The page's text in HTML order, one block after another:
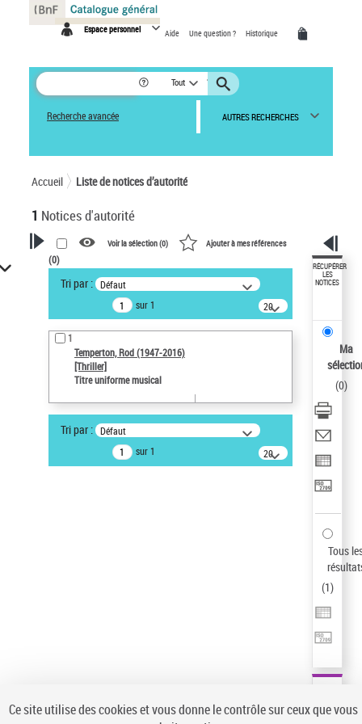
Espace personnel Aide Une question ? Historique
Tout
Recherche avancée AUTRES RECHERCHES
Accueil Liste de notices d’autorité
1 Notices d'autorité
VOTRE RECHERCHE
Recherche avancée dans les
notices d’autorité
Œuvres liées à l'auteur :
Temperton, Rod (1947-2016)
Statut de la notice d’autorité
Notice élémentaire
Type de notice d'autorité
Voir la sélection (0) Ajouter à mes références
(0)
Tri par : Défaut
sur 1
20
résultats/page
1
Temperton, Rod (1947-2016)
[Thriller]
Titre uniforme musical
Tri par : Défaut
sur 1
20
résultats/page
RÉCUPÉRER
LES
NOTICES
Ma
(0)
Tous
(1)
Panneau de gestion des cookies
Ce site utilise des cookies et vous donne le contrôle sur ceux que vous